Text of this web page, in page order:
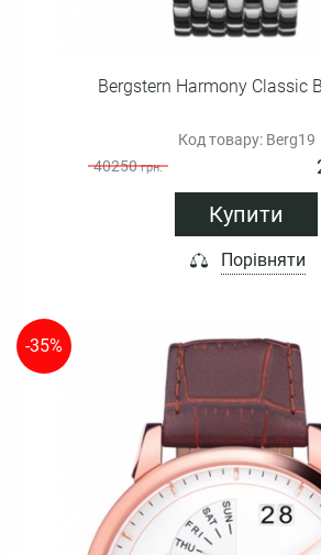
Bergstern Harmony Classic
Код товару: Berg19
40250грн.
Купити
Порівняти
-35%